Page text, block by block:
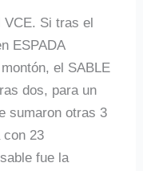
VCE. Si tras el
ESPADA
el SABLE
dos, para un
sumaron otras 3
con 23
fue la